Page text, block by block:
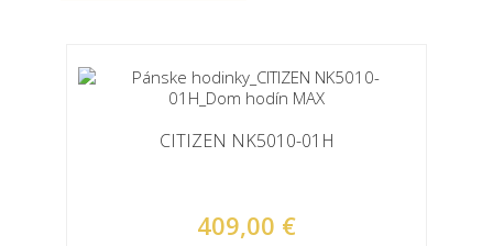
CITIZEN NK5010-01H
409,00 €